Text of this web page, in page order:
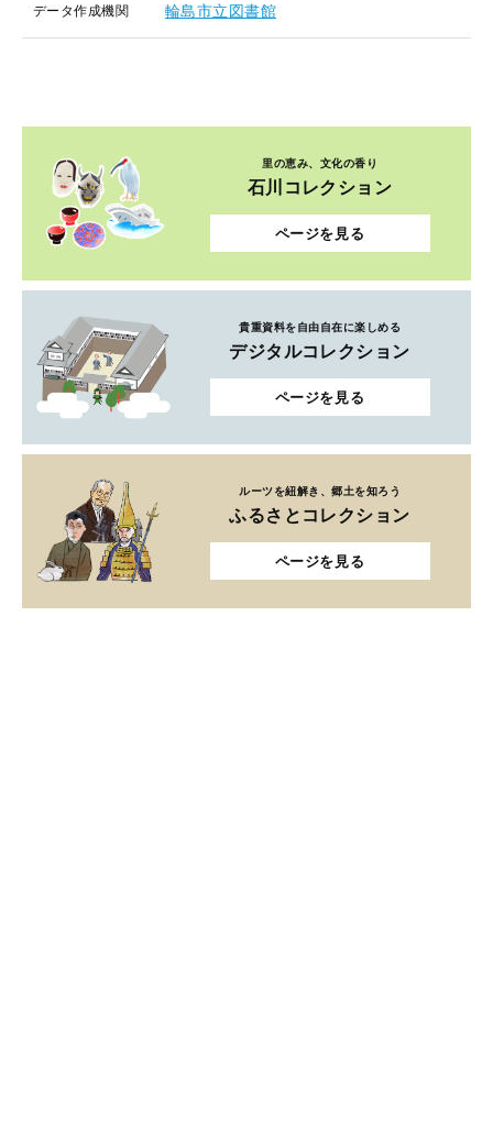
データ作成機関 輪島市立図書館
里の恵み、文化の香り
石川コレクション
ページを見る
貴重資料を自由自在に楽しめる
デジタルコレクション
ページを見る
ルーツを紐解き、郷土を知ろう
ふるさとコレクション
ページを見る